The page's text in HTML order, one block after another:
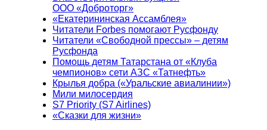
ООО «Доброторг»
«Екатерининская Ассамблея»
Читатели Forbes помогают Русфонду
Читатели «Свободной прессы» – детям
Русфонда
Помощь детям Татарстана от «Клуба
чемпионов» сети АЗС «Татнефть»
Крылья добра («Уральские авиалинии»)
Мили милосердия
S7 Priority (S7 Airlines)
«Сказки для жизни»